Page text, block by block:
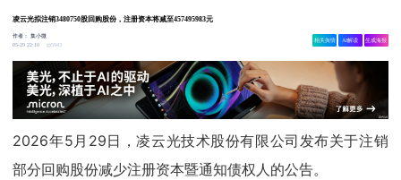
凌云光拟注销3480750股回购股份，注册资本将减至457495983元
作者：集小微
05-29 22:10
5943
相关舆情 AI解读 生成海报
2026年5月29日，凌云光技术股份有限公司发布关于注销
部分回购股份减少注册资本暨通知债权人的公告。